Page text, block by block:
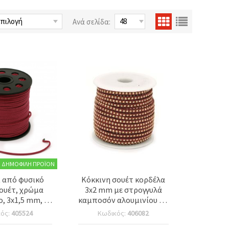
Ανά σελίδα:
ΔΗΜΟΦΙΛΉ ΠΡΟΪΌΝ
από φυσικό
χρώμα
3x1,5 mm, 5
405524
Κόκκινη σουέτ κορδέλα
3x2 mm με στρογγυλά
καμποσόν αλουμινίου – 1
μέτρο
Κωδικός: 406082